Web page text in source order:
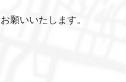
願いいたします。